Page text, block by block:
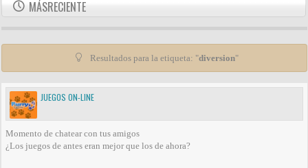
MÁSRECIENTE
Resultados para la etiqueta: "diversion"
JUEGOS ON-LINE
Momento de chatear con tus amigos
¿Los juegos de antes eran mejor que los de ahora?